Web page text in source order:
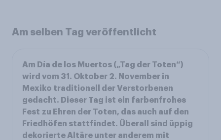
Am selben Tag veröffentlicht
Am Día de los Muertos („Tag der Toten“)
wird vom 31. Oktober 2. November in
Mexiko traditionell der Verstorbenen
gedacht. Dieser Tag ist ein farbenfrohes
Fest zu Ehren der Toten, das auch auf den
Friedhöfen stattfindet. Überall sind üppig
dekorierte Altäre unter anderem mit